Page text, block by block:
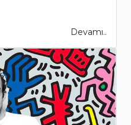
Devamı..